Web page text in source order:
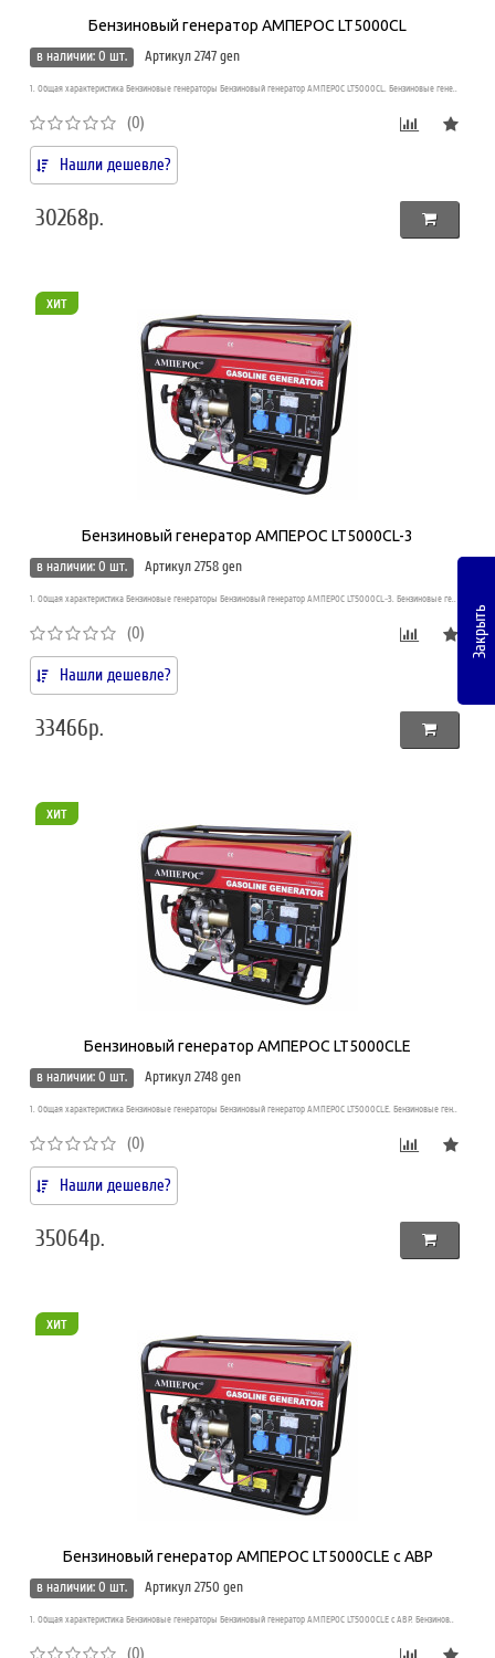
Бензиновый генератор АМПЕРОС LT5000CL
в наличии: 0 шт.
Артикул 2747 gen
1. Общая характеристика Бензиновые генераторы Бензиновый генератор АМПЕРОС LT5000CL. Бензиновые гене..
(0)
Нашли дешевле?
30268р.
хит
Бензиновый генератор АМПЕРОС LT5000CL-3
в наличии: 0 шт.
Артикул 2758 gen
1. Общая характеристика Бензиновые генераторы Бензиновый генератор АМПЕРОС LT5000CL-3. Бензиновые ге..
(0)
Нашли дешевле?
33466р.
хит
Бензиновый генератор АМПЕРОС LT5000CLE
в наличии: 0 шт.
Артикул 2748 gen
1. Общая характеристика Бензиновые генераторы Бензиновый генератор АМПЕРОС LT5000CLE. Бензиновые ген..
(0)
Нашли дешевле?
35064р.
хит
Бензиновый генератор АМПЕРОС LT5000CLE с АВР
в наличии: 0 шт.
Артикул 2750 gen
1. Общая характеристика Бензиновые генераторы Бензиновый генератор АМПЕРОС LT5000CLE с АВР. Бензинов..
(0)
Закрыть